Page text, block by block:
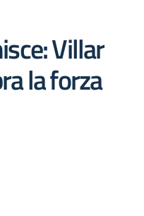
Villar
la forza